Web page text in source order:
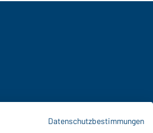
Datenschutzbestimmungen